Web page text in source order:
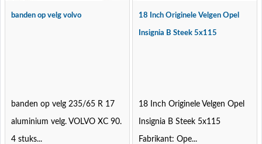
banden op velg volvo
banden op velg 235/65 R 17
aluminium velg. VOLVO XC 90.
4 stuks...
18 Inch Originele Velgen Opel
Insignia B Steek 5x115
18 Inch Originele Velgen Opel
Insignia B Steek 5x115
Fabrikant: Ope...